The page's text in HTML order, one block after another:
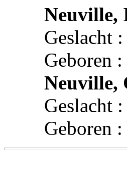
Neuville,
Geslacht
Geboren
Neuville,
Geslacht
Geboren